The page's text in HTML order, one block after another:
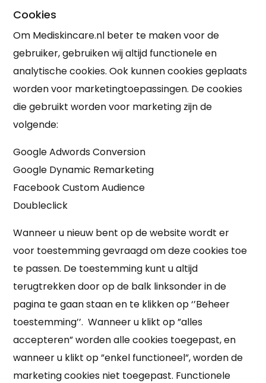
Cookies
Om Mediskincare.nl beter te maken voor de
gebruiker, gebruiken wij altijd functionele en
analytische cookies. Ook kunnen cookies geplaats
worden voor marketingtoepassingen. De cookies
die gebruikt worden voor marketing zijn de
volgende:
Google Adwords Conversion
Google Dynamic Remarketing
Facebook Custom Audience
Doubleclick
Wanneer u nieuw bent op de website wordt er
voor toestemming gevraagd om deze cookies toe
te passen. De toestemming kunt u altijd
terugtrekken door op de balk linksonder in de
pagina te gaan staan en te klikken op ‘’Beheer
toestemming’’. Wanneer u klikt op ”alles
accepteren” worden alle cookies toegepast, en
wanneer u klikt op ”enkel functioneel”, worden de
marketing cookies niet toegepast. Functionele